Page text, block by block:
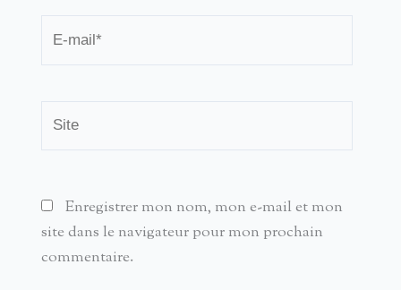
mail*
Enregistrer mon nom, mon e-mail et mon
site dans le navigateur pour mon prochain
commentaire.